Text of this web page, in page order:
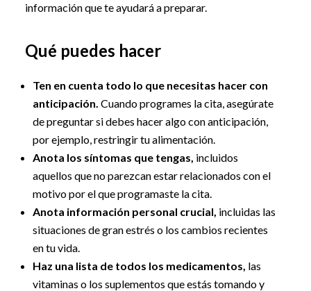
información que te ayudará a preparar.
Qué puedes hacer
Ten en cuenta todo lo que necesitas hacer con
anticipación. Cuando programes la cita, asegúrate
de preguntar si debes hacer algo con anticipación,
por ejemplo, restringir tu alimentación.
Anota los síntomas que tengas, incluidos
aquellos que no parezcan estar relacionados con el
motivo por el que programaste la cita.
Anota información personal crucial, incluidas las
situaciones de gran estrés o los cambios recientes
en tu vida.
Haz una lista de todos los medicamentos, las
vitaminas o los suplementos que estás tomando y